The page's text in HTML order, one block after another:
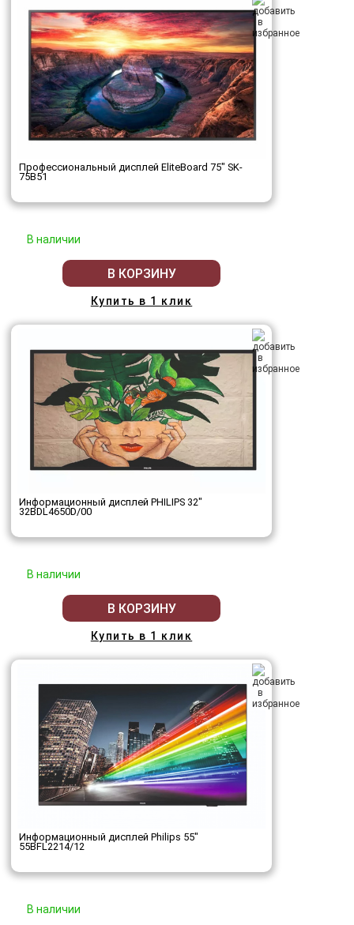
Профессиональный дисплей EliteBoard 75" SK-
75B51
В наличии
В КОРЗИНУ
Купить в 1 клик
Информационный дисплей PHILIPS 32"
32BDL4650D/00
В наличии
В КОРЗИНУ
Купить в 1 клик
Информационный дисплей Philips 55"
55BFL2214/12
В наличии